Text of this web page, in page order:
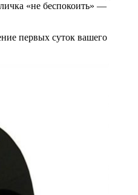
«не беспокоить» —
первых суток вашего